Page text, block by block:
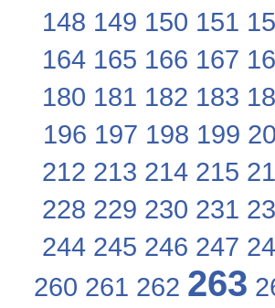
148 149 150 151
164 165 166 167
180 181 182 183
196 197 198 199
212 213 214 215
228 229 230 231
244 245 246 247
260 261 262 263